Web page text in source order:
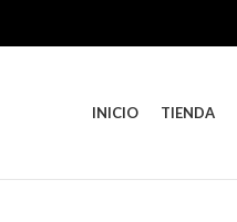
INICIO TIENDA